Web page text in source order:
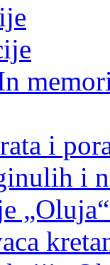
i
i